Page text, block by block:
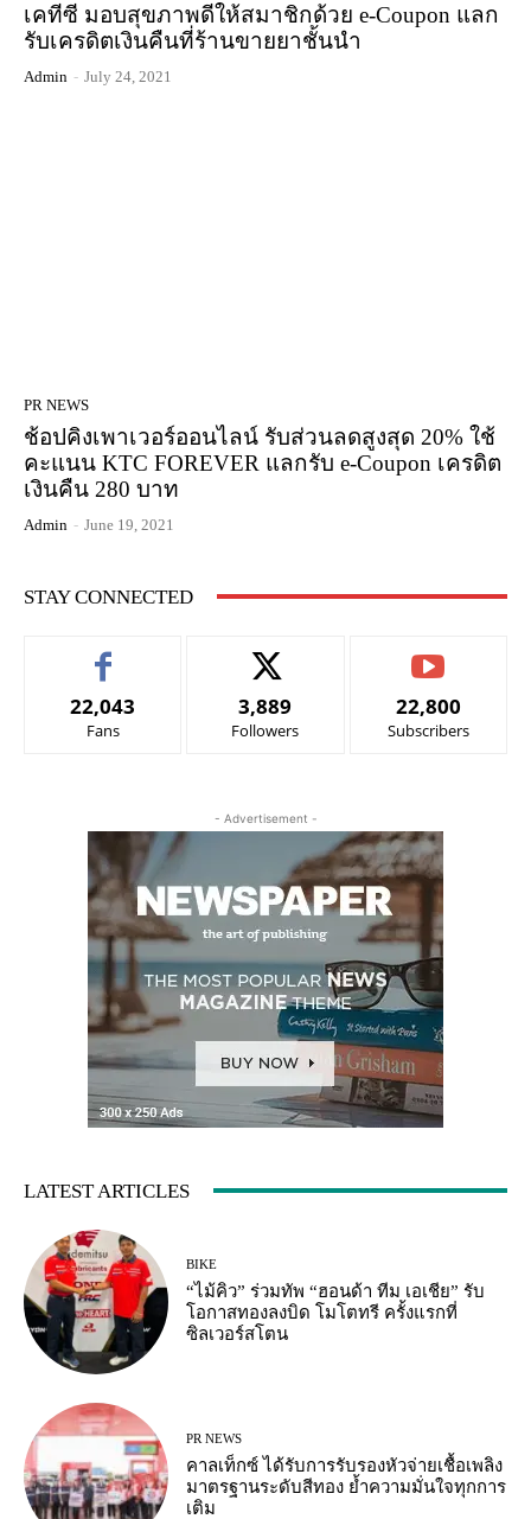
เคทีซี มอบสุขภาพดีให้สมาชิกด้วย e-Coupon แลก
รับเครดิตเงินคืนที่ร้านขายยาชั้นนำ
Admin - July 24, 2021
PR NEWS
ช้อปคิงเพาเวอร์ออนไลน์ รับส่วนลดสูงสุด 20% ใช้
คะแนน KTC FOREVER แลกรับ e-Coupon เครดิต
เงินคืน 280 บาท
Admin - June 19, 2021
STAY CONNECTED
22,043
Fans
3,889
Followers
22,800
Subscribers
- Advertisement -
LATEST ARTICLES
BIKE
“ไม้คิว” ร่วมทัพ “ฮอนด้า ทีม เอเชีย” รับ
โอกาสทองลงบิด โมโตทรี ครั้งแรกที่
ซิลเวอร์สโตน
PR NEWS
คาลเท็กซ์ ได้รับการรับรองหัวจ่ายเชื้อเพลิง
มาตรฐานระดับสีทอง ย้ำความมั่นใจทุกการ
เติม